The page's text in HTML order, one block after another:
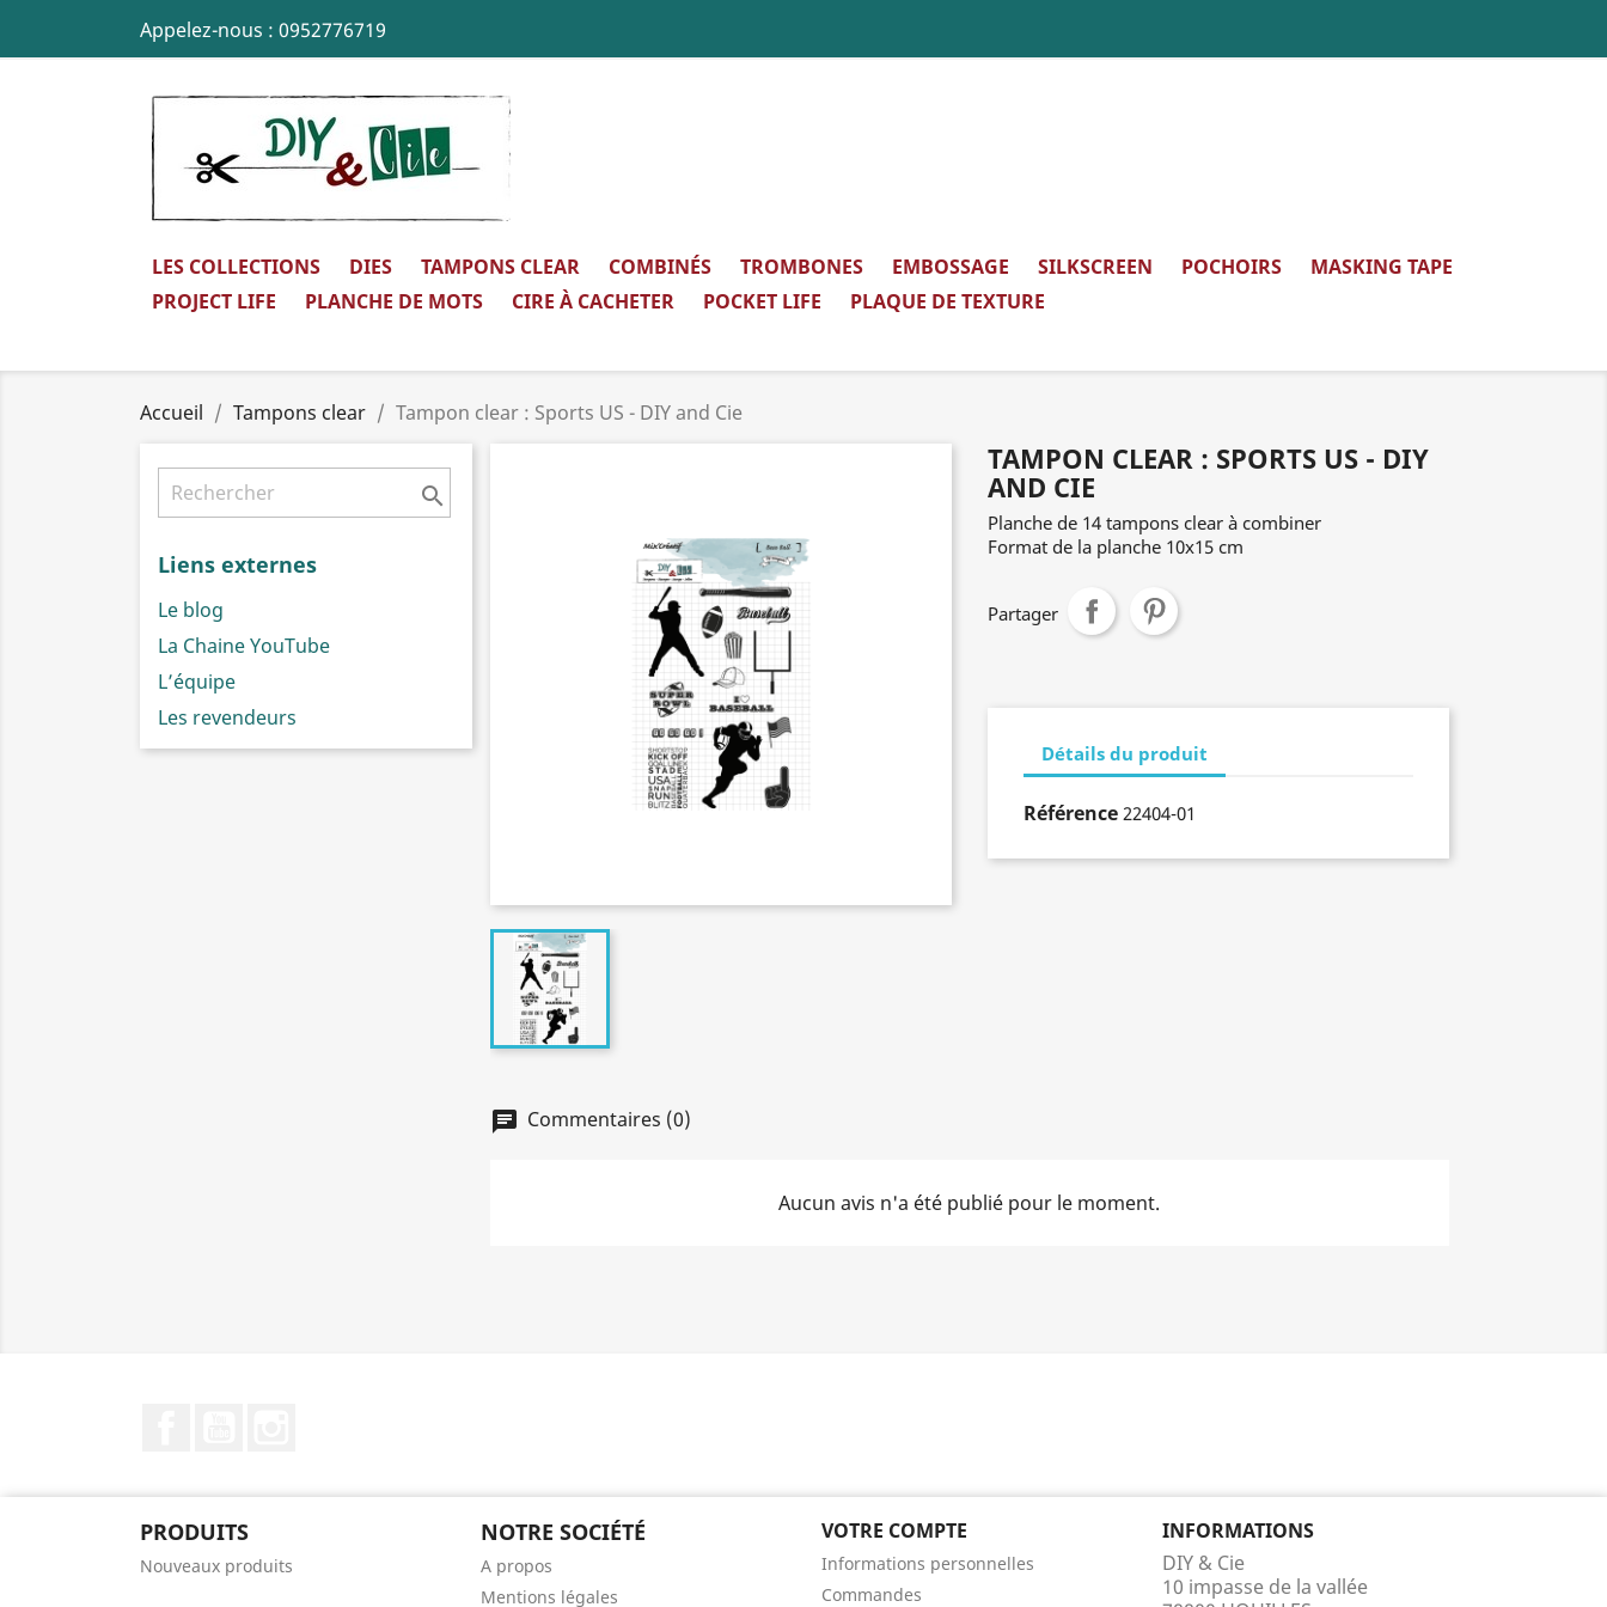
Appelez-nous : 0952776719
LES COLLECTIONS DIES TAMPONS CLEAR COMBINÉS TROMBONES EMBOSSAGE SILKSCREEN POCHOIRS
MASKING TAPE
PROJECT LIFE
PLANCHE DE MOTS CIRE À CACHETER POCKET LIFE PLAQUE DE TEXTURE
Accueil Tampons clear Tampon clear : Sports US - DIY and Cie

Liens externes
Le blog
La Chaine YouTube
L’équipe
Les revendeurs
TAMPON CLEAR : SPORTS US - DIY
AND CIE
Planche de 14 tampons clear à combiner
Format de la planche 10x15 cm
Partager
Détails du produit
Référence 22404-01
chat Commentaires (0)
Aucun avis n'a été publié pour le moment.
PRODUITS
Nouveaux produits
NOTRE SOCIÉTÉ
A propos
Mentions légales
VOTRE COMPTE
Informations personnelles
Commandes
INFORMATIONS
DIY & Cie
10 impasse de la vallée